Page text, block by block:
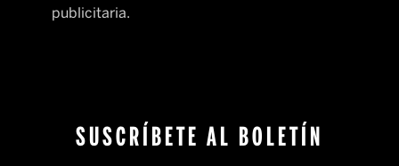
publicitaria.
SUSCRÍBETE AL BOLETÍN